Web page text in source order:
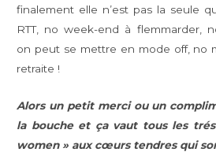
finalement elle n’est pas la seule
RTT, no week-end à flemmarder,
on peut se mettre en mode off, no
retraite !
Alors un petit merci ou un
la bouche et ça vaut tous les
women » aux cœurs tendres qui